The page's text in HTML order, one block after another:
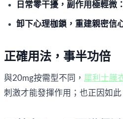
日常零干擾，副作用極輕微：
卸下心理枷鎖，重建親密信
正確用法，事半功倍
與20mg按需型不同， 犀利士膜
刺激才能發揮作用；也正因如